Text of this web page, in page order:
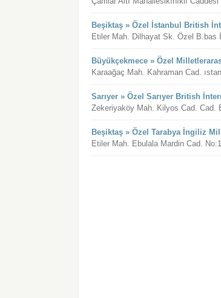
Beşiktaş » Özel İstanbul British
Etiler Mah. Dilhayat Sk. Özel B.bas
Büyükçekmece » Özel
Karaağaç Mah. Kahraman Cad.
Sarıyer » Özel Sarıyer British
Zekeriyaköy Mah. Kilyos Cad. Cad.
Beşiktaş » Özel Tarabya İngiliz
Etiler Mah. Ebulala Mardin Cad.